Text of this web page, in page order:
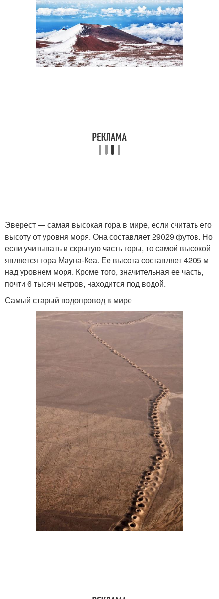
Эверест — самая высокая гора в мире, если считать его
высоту от уровня моря. Она составляет 29029 футов. Но
если учитывать и скрытую часть горы, то самой высокой
является гора Мауна-Кеа. Ее высота составляет 4205 м
над уровнем моря. Кроме того, значительная ее часть,
почти 6 тысяч метров, находится под водой.
Самый старый водопровод в мире